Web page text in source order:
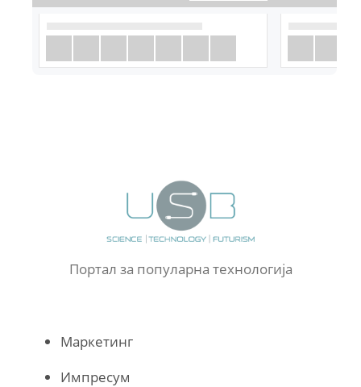
Портал за популарна технологија
Маркетинг
Импресум